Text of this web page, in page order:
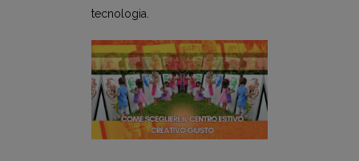
tecnologia.